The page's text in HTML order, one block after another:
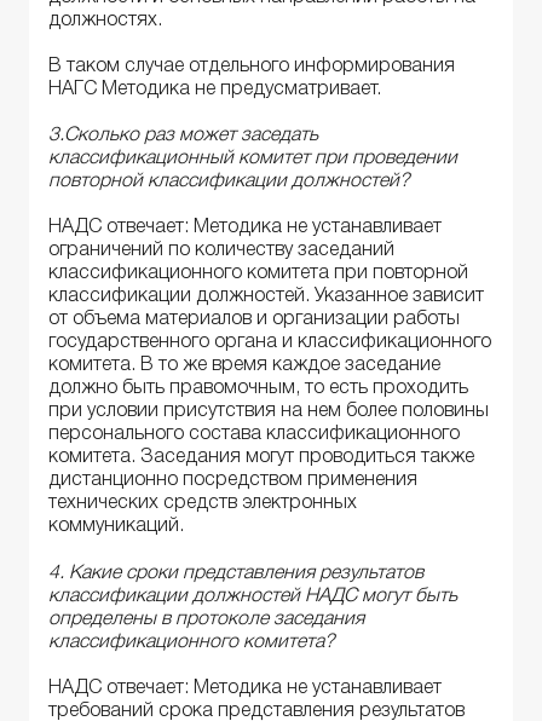
должностях.
В таком случае отдельного информирования
НАГС Методика не предусматривает.
3.Сколько раз может заседать
классификационный комитет при проведении
повторной классификации должностей?
НАДС отвечает: Методика не устанавливает
ограничений по количеству заседаний
классификационного комитета при повторной
классификации должностей. Указанное зависит
от объема материалов и организации работы
государственного органа и классификационного
комитета. В то же время каждое заседание
должно быть правомочным, то есть проходить
при условии присутствия на нем более половины
персонального состава классификационного
комитета. Заседания могут проводиться также
дистанционно посредством применения
технических средств электронных
коммуникаций.
4. Какие сроки представления результатов
классификации должностей НАДС могут быть
определены в протоколе заседания
классификационного комитета?
НАДС отвечает: Методика не устанавливает
требований срока представления результатов